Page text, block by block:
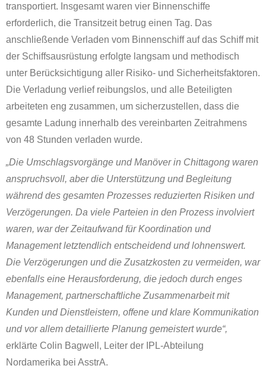
transportiert. Insgesamt waren vier Binnenschiffe
erforderlich, die Transitzeit betrug einen Tag. Das
anschließende Verladen vom Binnenschiff auf das Schiff mit
der Schiffsausrüstung erfolgte langsam und methodisch
unter Berücksichtigung aller Risiko- und Sicherheitsfaktoren.
Die Verladung verlief reibungslos, und alle Beteiligten
arbeiteten eng zusammen, um sicherzustellen, dass die
gesamte Ladung innerhalb des vereinbarten Zeitrahmens
von 48 Stunden verladen wurde.
„Die Umschlagsvorgänge und Manöver in Chittagong waren
anspruchsvoll, aber die Unterstützung und Begleitung
während des gesamten Prozesses reduzierten Risiken und
Verzögerungen. Da viele Parteien in den Prozess involviert
waren, war der Zeitaufwand für Koordination und
Management letztendlich entscheidend und lohnenswert.
Die Verzögerungen und die Zusatzkosten zu vermeiden, war
ebenfalls eine Herausforderung, die jedoch durch enges
Management, partnerschaftliche Zusammenarbeit mit
Kunden und Dienstleistern, offene und klare Kommunikation
und vor allem detaillierte Planung gemeistert wurde“,
erklärte Colin Bagwell, Leiter der IPL-Abteilung
Nordamerika bei AsstrA.